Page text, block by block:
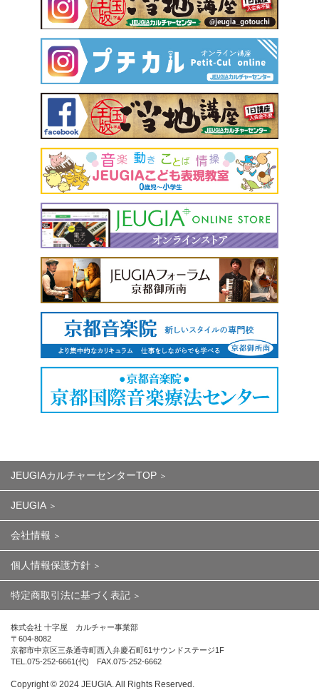
JEUGIAカルチャーセンターTOP
JEUGIA
会社情報
個人情報保護方針
特定商取引法に基づく表記
株式会社 十字屋 カルチャー事業部
〒604-8082
京都市中京区三条通寺町西入弁慶石町61サウンドステージ1F
TEL.075-252-6661(代) FAX.075-252-6662
Copyright ©︎ 2024 JEUGIA. All Rights Reserved.